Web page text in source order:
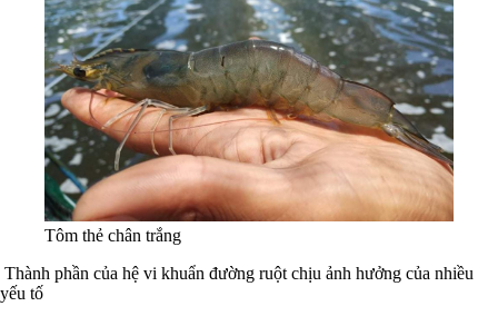
Tôm thẻ chân trắng
Thành phần của hệ vi khuẩn đường ruột chịu ảnh hưởng của nhiều
yếu tố